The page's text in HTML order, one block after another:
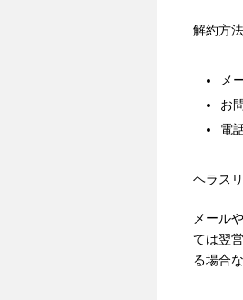
解約方
メ
お
電
ヘラス
メール
ては翌
る場合